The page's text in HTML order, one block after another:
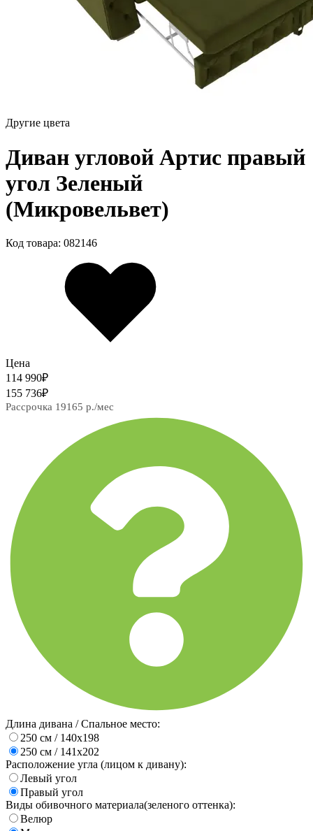
Другие цвета
Диван угловой Артис правый
угол Зеленый
(Микровельвет)
Код товара: 082146
Цена
114 990₽
155 736₽
Рассрочка 19165 р./мес
Длина дивана / Спальное место:
250 см / 140х198
250 см / 141х202
Расположение угла (лицом к дивану):
Левый угол
Правый угол
Виды обивочного материала(зеленого оттенка):
Велюр